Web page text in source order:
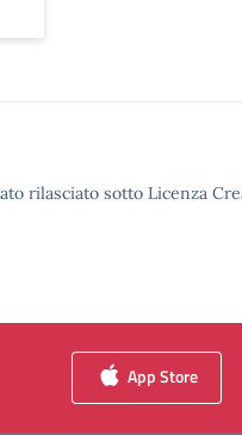
rilasciato sotto Licenza
App Store